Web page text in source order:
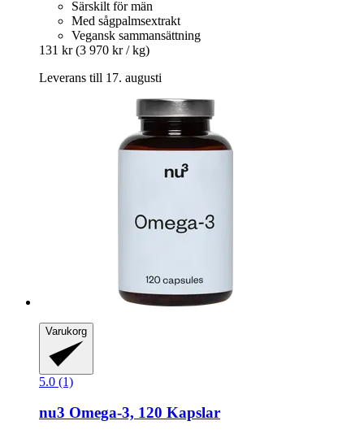
Särskilt för män
Med sågpalms­extrakt
Vegansk sammansättning
131 kr (3 970 kr / kg)
Leverans till 17. augusti
Varukorg
5.0 (1)
nu3 Omega-​3, 120 Kapslar